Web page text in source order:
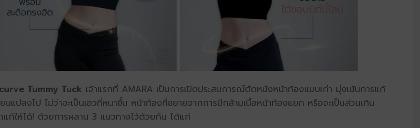
Tummy Tuck เจ้าแรกที่ AMARA เป็นการเปิดประสบการณ์ตัดหนังหน้าท้องแบบเก่า มุ่งเน้นการแก้
ลงไป ไม่ว่าจะเป็นเอวที่หนาขึ้น หน้าท้องที่ขยายจากการมีกล้ามเนื้อหน้าท้องแยก หรือจะเป็นส่วนเกิน
ก้ให้ได้! ด้วยการผสาน 3 แนวทางไว้ด้วยกัน ได้แก่